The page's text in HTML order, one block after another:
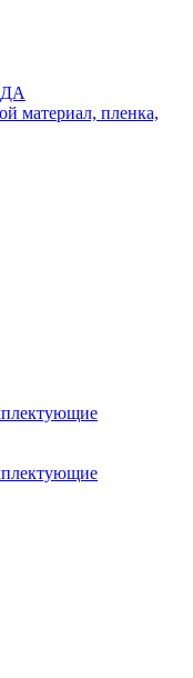
материал, пленка,